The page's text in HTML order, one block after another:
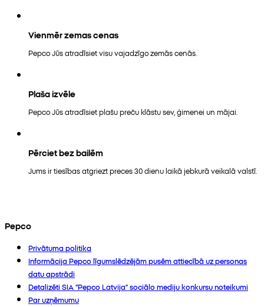
Vienmēr zemas cenas
Pepco Jūs atradīsiet visu vajadzīgo zemās cenās.
Plaša izvēle
Pepco Jūs atradīsiet plašu preču klāstu sev, ģimenei un mājai.
Pērciet bez bailēm
Jums ir tiesības atgriezt preces 30 dienu laikā jebkurā veikalā valstī.
Pepco
Privātuma politika
Informācija Pepco līgumslēdzējām pusēm attiecībā uz personas
datu apstrādi
Detalizēti SIA “Pepco Latvija” sociālo mediju konkursu noteikumi
Par uzņēmumu